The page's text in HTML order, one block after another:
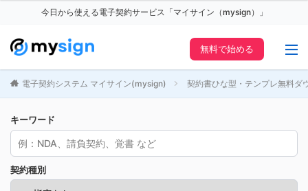
今日から使える電子契約サービス「マイサイン（mysign）」
無料で始める
電子契約システム マイサイン(mysign) 契約書ひな型・テンプレ無料ダ
キーワード
契約種別